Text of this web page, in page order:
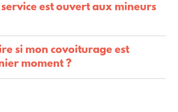
service est ouvert aux mineurs
si mon covoiturage est
moment ?